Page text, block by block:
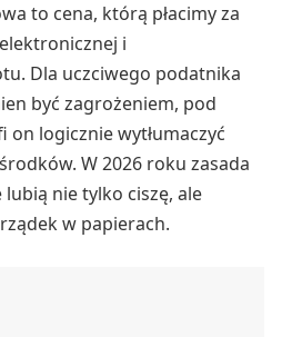
to cena, którą płacimy za
i
Dla uczciwego podatnika
być zagrożeniem, pod
logicznie wytłumaczyć
W 2026 roku zasada
nie tylko ciszę, ale
w papierach.